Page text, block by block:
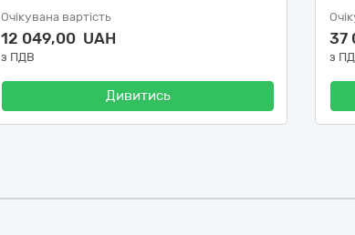
Очікувана вартість
12 049,00 UAH
з ПДВ
Дивитись
37
з